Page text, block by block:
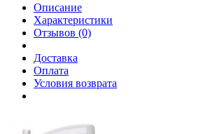
Описание
Характеристики
Отзывов (0)
Доставка
Оплата
Условия возврата